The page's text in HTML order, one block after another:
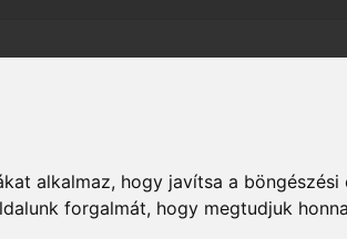
alkalmaz, hogy javítsa a
forgalmát, hogy megtudjuk
BABAVILÁG Babaetetési termékek